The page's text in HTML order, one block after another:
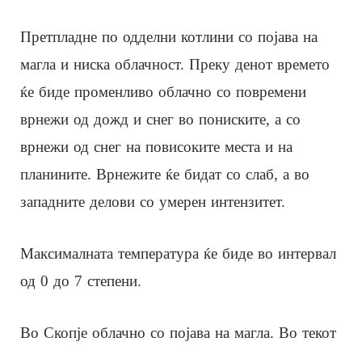
Претпладне по одделни котлини со појава на
магла и ниска облачност. Преку денот времето
ќе биде променливо облачно со повремени
врнежи од дожд и снег во пониските, а со
врнежи од снег на повисоките места и на
планините. Врнежите ќе бидат со слаб, а во
западните делови со умерен интензитет.
Максималната температура ќе биде во интервал
од 0 до 7 степени.
Во Скопје облачно со појава на магла. Во текот